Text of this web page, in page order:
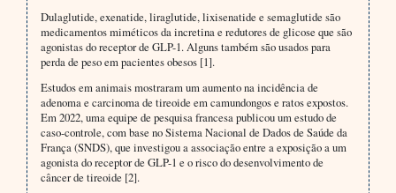
Dulaglutide, exenatide, liraglutide, lixisenatide e semaglutide são
medicamentos miméticos da incretina e redutores de glicose que são
agonistas do receptor de GLP-1. Alguns também são usados para
perda de peso em pacientes obesos [1].
Estudos em animais mostraram um aumento na incidência de
adenoma e carcinoma de tireoide em camundongos e ratos expostos.
Em 2022, uma equipe de pesquisa francesa publicou um estudo de
caso-controle, com base no Sistema Nacional de Dados de Saúde da
França (SNDS), que investigou a associação entre a exposição a um
agonista do receptor de GLP-1 e o risco do desenvolvimento de
câncer de tireoide [2].